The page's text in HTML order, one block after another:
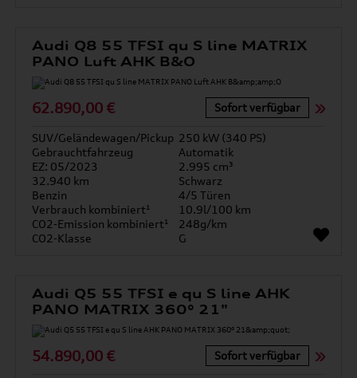
Audi Q8 55 TFSI qu S line MATRIX
PANO Luft AHK B&O
62.890,00 € Sofort verfügbar
SUV/Geländewagen/Pickup 250 kW (340 PS)
Gebrauchtfahrzeug
Automatik
EZ: 05/2023
2.995 cm³
32.940 km
Schwarz
Benzin
4/5 Türen
Verbrauch kombiniert¹
10.9l/100 km
CO2-Emission kombiniert¹
248g/km
CO2-Klasse
G
Audi Q5 55 TFSI e qu S line AHK
PANO MATRIX 360° 21"
54.890,00 € Sofort verfügbar